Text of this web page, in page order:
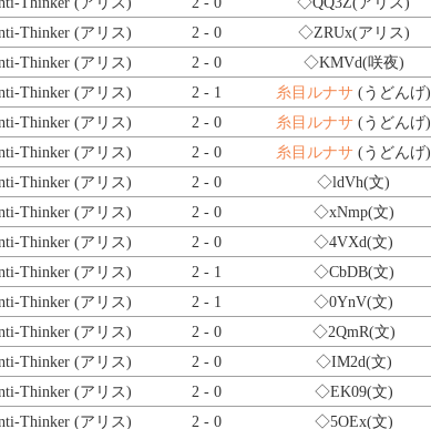
Thinker (アリス) 2 - 0 ◇ZRUx(アリス)
Thinker (アリス) 2 - 0 ◇KMVd(咲夜)
Thinker (アリス) 2 - 1 糸目ルナサ (うどんげ)
Thinker (アリス) 2 - 0 糸目ルナサ (うどんげ)
Thinker (アリス) 2 - 0 糸目ルナサ (うどんげ)
Thinker (アリス) 2 - 0 ◇ldVh(文)
Thinker (アリス) 2 - 0 ◇xNmp(文)
Thinker (アリス) 2 - 0 ◇4VXd(文)
Thinker (アリス) 2 - 1 ◇CbDB(文)
Thinker (アリス) 2 - 1 ◇0YnV(文)
Thinker (アリス) 2 - 0 ◇2QmR(文)
Thinker (アリス) 2 - 0 ◇IM2d(文)
Thinker (アリス) 2 - 0 ◇EK09(文)
Thinker (アリス) 2 - 0 ◇5OEx(文)